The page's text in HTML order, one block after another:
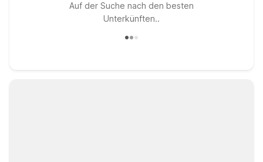
Auf der Suche nach den besten
Unterkünften..